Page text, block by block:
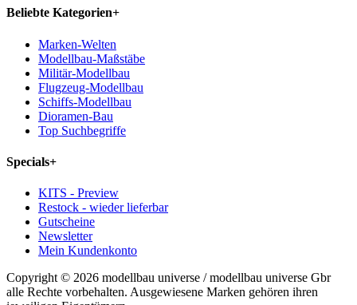
Beliebte Kategorien+
Marken-Welten
Modellbau-Maßstäbe
Militär-Modellbau
Flugzeug-Modellbau
Schiffs-Modellbau
Dioramen-Bau
Top Suchbegriffe
Specials+
KITS - Preview
Restock - wieder lieferbar
Gutscheine
Newsletter
Mein Kundenkonto
Copyright © 2026 modellbau universe / modellbau universe Gbr
alle Rechte vorbehalten. Ausgewiesene Marken gehören ihren